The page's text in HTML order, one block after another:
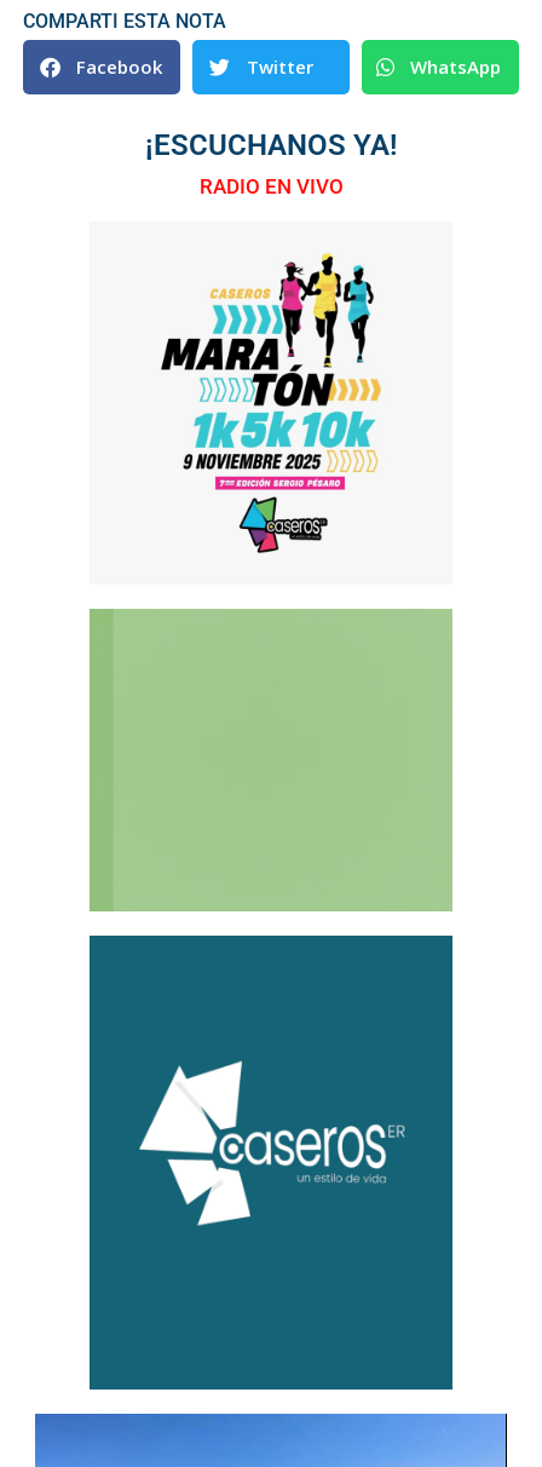
COMPARTI ESTA NOTA
Facebook Twitter WhatsApp
¡ESCUCHANOS YA!
RADIO EN VIVO